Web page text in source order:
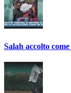
Salah accolto